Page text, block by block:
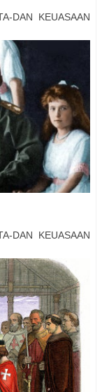
DAN KEUASAAN
DAN KEUASAAN